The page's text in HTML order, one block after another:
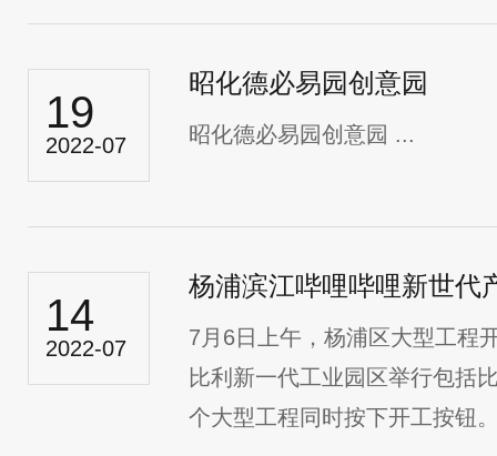
19
2022-07
昭化德必易园创意园
昭化德必易园创意园 ...
14
2022-07
杨浦滨江哔哩哔哩新世代
7月6日上午，杨浦区大型工程
比利新一代工业园区举行包括
个大型工程同时按下开工按钮